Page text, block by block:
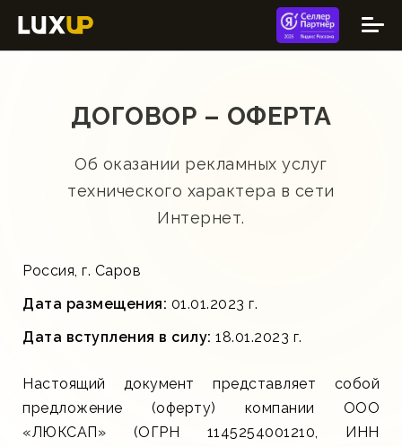
ДОГОВОР – ОФЕРТА
Об оказании рекламных услуг
технического характера в сети
Интернет.
Россия, г. Саров
Дата размещения: 01.01.2023 г.
Дата вступления в силу: 18.01.2023 г.
Настоящий документ представляет собой
предложение (оферту) компании ООО
«ЛЮКСАП» (ОГРН 1145254001210, ИНН